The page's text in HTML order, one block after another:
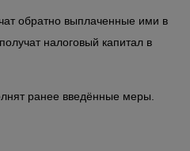
обратно выплаченные ими в
налоговый капитал в
ранее введённые меры.